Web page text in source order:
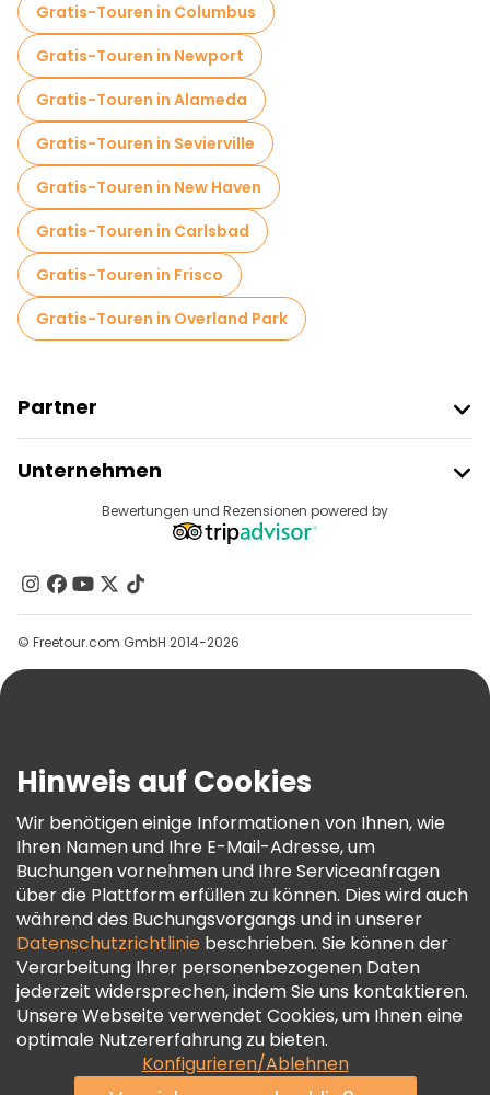
Gratis-Touren in Columbus
Gratis-Touren in Newport
Gratis-Touren in Alameda
Gratis-Touren in Sevierville
Gratis-Touren in New Haven
Gratis-Touren in Carlsbad
Gratis-Touren in Frisco
Gratis-Touren in Overland Park
Partner
Anbieter-Anmeldung
Affiliate-Programm
Unternehmen
Reiseziele
Kontakt
Gruppen
Hilfe
AGB Und Rechtliches
Cookie-Richtlinie
Freetour Auszeichnungen
Treueprogramm
Bewertungen und Rezensionen powered by
© Freetour.com GmbH 2014-2026
Hinweis auf Cookies
Wir benötigen einige Informationen von Ihnen, wie
Ihren Namen und Ihre E-Mail-Adresse, um
Buchungen vornehmen und Ihre Serviceanfragen
über die Plattform erfüllen zu können. Dies wird auch
während des Buchungsvorgangs und in unserer
Datenschutzrichtlinie beschrieben. Sie können der
Verarbeitung Ihrer personenbezogenen Daten
jederzeit widersprechen, indem Sie uns kontaktieren.
Unsere Webseite verwendet Cookies, um Ihnen eine
optimale Nutzererfahrung zu bieten.
Konfigurieren/Ablehnen